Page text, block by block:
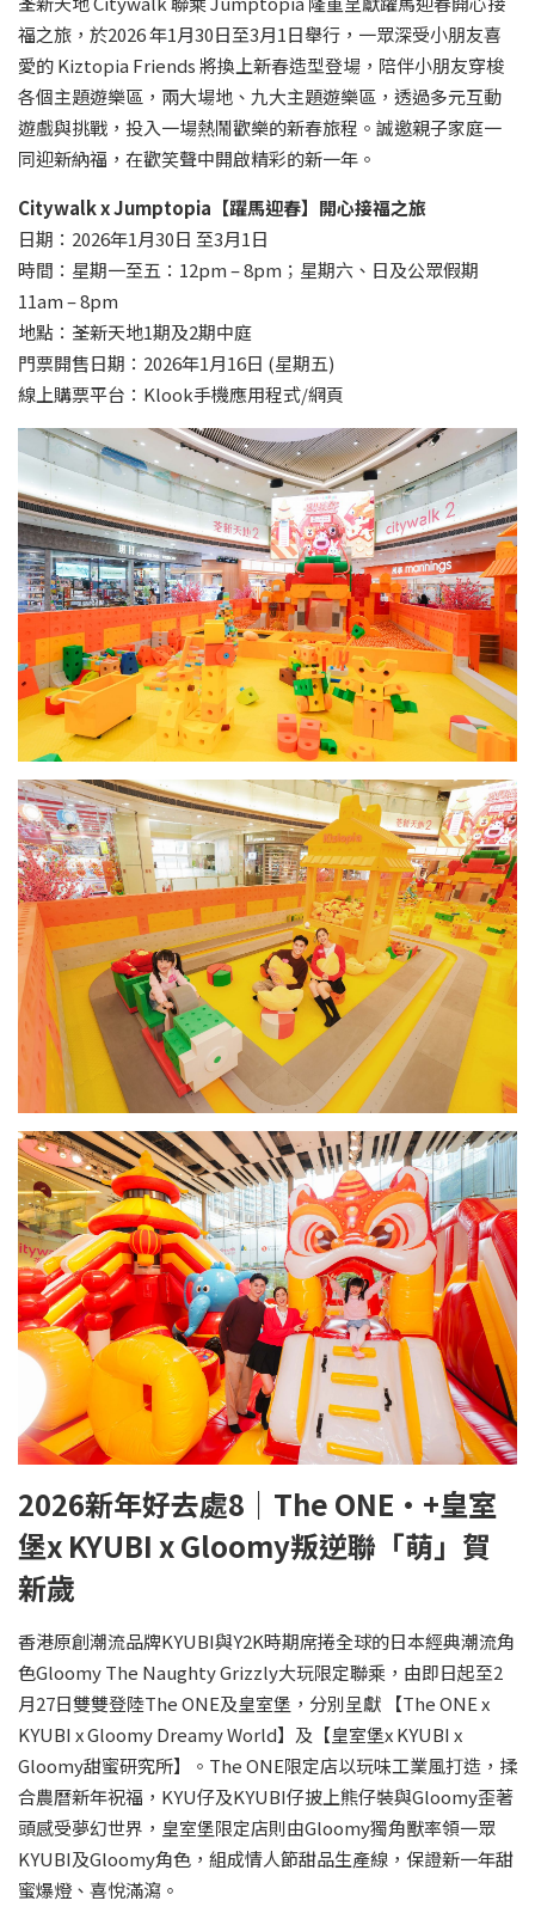
福之旅，於2026 年1月30日至3月1日舉行，一眾深受小朋友喜
愛的 Kiztopia Friends 將換上新春造型登場，陪伴小朋友穿梭
各個主題遊樂區，兩大場地、九大主題遊樂區，透過多元互動
遊戲與挑戰，投入一場熱鬧歡樂的新春旅程。誠邀親子家庭一
同迎新納福，在歡笑聲中開啟精彩的新一年。
Citywalk x Jumptopia 【躍馬迎春】開心接福之旅
日期：2026年1月30日 至3月1日
時間：星期一至五：12pm – 8pm；星期六、日及公眾假期
11am – 8pm
地點：荃新天地1期及2期中庭
門票開售日期：2026年1月16日 (星期五)
線上購票平台：Klook手機應用程式/網頁
2026新年好去處8｜ The ONE · +皇室
堡x KYUBI x Gloomy叛逆聯「萌」賀
新歲
香港原創潮流品牌KYUBI與Y2K時期席捲全球的日本經典潮流角
色Gloomy The Naughty Grizzly大玩限定聯乘，由即日起至2
月27日雙雙登陸The ONE及皇室堡，分別呈獻 【The ONE x
KYUBI x Gloomy Dreamy World】及【皇室堡x KYUBI x
Gloomy甜蜜研究所】。The ONE限定店以玩味工業風打造，揉
合農曆新年祝福，KYU仔及KYUBI仔披上熊仔裝與Gloomy歪著
頭感受夢幻世界，皇室堡限定店則由Gloomy獨角獸率領一眾
KYUBI及Gloomy角色，組成情人節甜品生產線，保證新一年甜
蜜爆燈、喜悅滿瀉。